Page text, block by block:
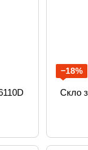
−18%
Скло